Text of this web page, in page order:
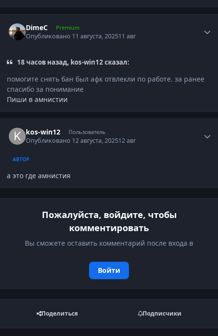
DimeC Premium
Опубликовано 11 августа, 202511 авг
18 часов назад, kos-win12 сказал:
помогите снять бан был афк отвлекли по работе. за ранее
спасибо за понимание
Пиши в амнистии
kos-win12 Пользователь
Опубликовано 12 августа, 202512 авг
АВТОР
а это где амнистия
Пожалуйста, войдите, чтобы
комментировать
Вы сможете оставить комментарий после входа в
Войти
Поделиться Подписчики